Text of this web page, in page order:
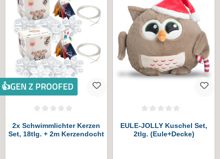
👍GEN Z PROOFED
2x Schwimmlichter Kerzen
Set, 18tlg. + 2m Kerzendocht
EULE-JOLLY Kuschel Set,
2tlg. (Eule+Decke)